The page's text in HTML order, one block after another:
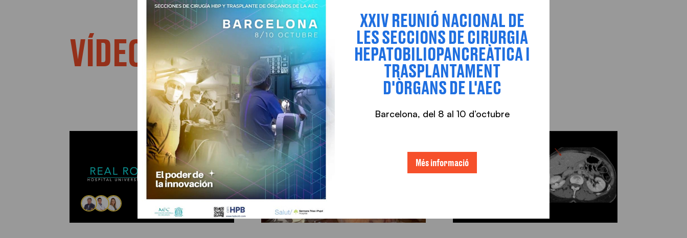
VÍDEOS RELACIONATS
XXIV REUNIÓ NACIONAL DE
LES SECCIONS DE CIRURGIA
HEPATOBILIOPANCREÀTICA I
TRASPLANTAMENT
D'ÒRGANS DE L'AEC
Barcelona, ​​del 8 al 10 d’octubre
Més informació